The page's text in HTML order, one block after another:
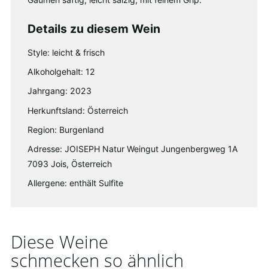
Details zu diesem Wein
Style: leicht & frisch
Alkoholgehalt: 12
Jahrgang: 2023
Herkunftsland: Österreich
Region: Burgenland
Adresse: JOISEPH Natur Weingut Jungenbergweg 1A
7093 Jois, Österreich
Allergene: enthält Sulfite
Diese Weine
schmecken so ähnlich